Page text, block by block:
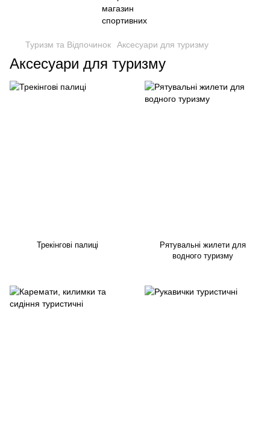
Туризм та Відпочинок Аксесуари для туризму
Аксесуари для туризму
Трекінгові палиці
Рятувальні жилети для
водного туризму